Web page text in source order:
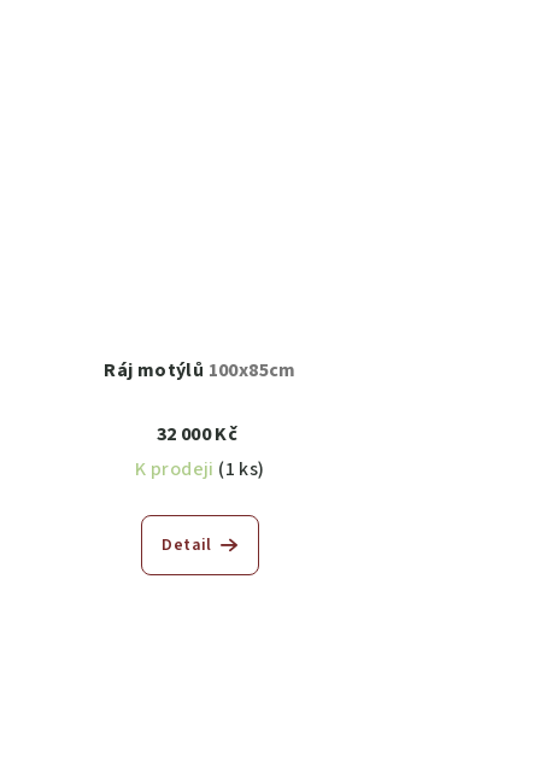
Ráj motýlů 100x85cm
32 000 Kč
K prodeji (1 ks)
Detail